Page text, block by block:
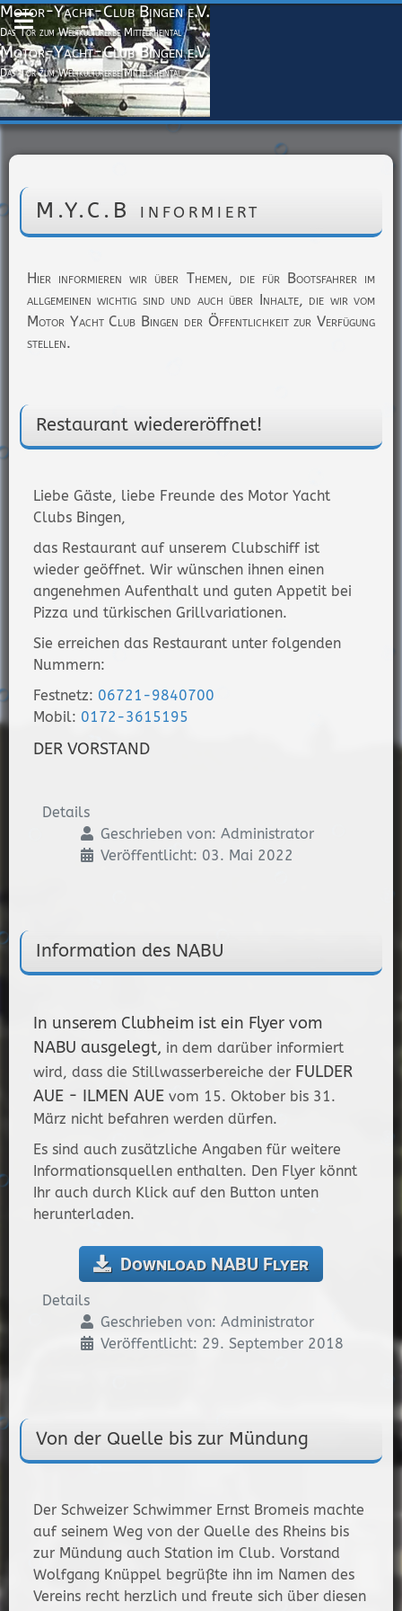
Motor-Yacht-Club Bingen e.V.
Das Tor zum Weltkulturerbe Mittelrheintal
Motor-Yacht-Club Bingen e.V.
Das Tor zum Weltkulturerbe Mittelrheintal
M.Y.C.B informiert
Hier informieren wir über Themen, die für Bootsfahrer im
allgemeinen wichtig sind und auch über Inhalte, die wir vom
Motor Yacht Club Bingen der Öffentlichkeit zur Verfügung
stellen.
Restaurant wiedereröffnet!
Liebe Gäste, liebe Freunde des Motor Yacht
Clubs Bingen,
das Restaurant auf unserem Clubschiff ist
wieder geöffnet. Wir wünschen ihnen einen
angenehmen Aufenthalt und guten Appetit bei
Pizza und türkischen Grillvariationen.
Sie erreichen das Restaurant unter folgenden
Nummern:
Festnetz: 06721-9840700
Mobil: 0172-3615195
DER VORSTAND
Details
Geschrieben von: Administrator
Veröffentlicht: 03. Mai 2022
Information des NABU
In unserem Clubheim ist ein Flyer vom
NABU ausgelegt, in dem darüber informiert
wird, dass die Stillwasserbereiche der FULDER
AUE - ILMEN AUE vom 15. Oktober bis 31.
März nicht befahren werden dürfen.
Es sind auch zusätzliche Angaben für weitere
Informationsquellen enthalten. Den Flyer könnt
Ihr auch durch Klick auf den Button unten
herunterladen.
Download NABU Flyer
Details
Geschrieben von: Administrator
Veröffentlicht: 29. September 2018
Von der Quelle bis zur Mündung
Der Schweizer Schwimmer Ernst Bromeis machte
auf seinem Weg von der Quelle des Rheins bis
zur Mündung auch Station im Club. Vorstand
Wolfgang Knüppel begrüßte ihn im Namen des
Vereins recht herzlich und freute sich über diesen